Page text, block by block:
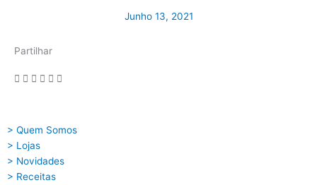
Junho 13, 2021
Partilhar
> Quem Somos
> Lojas
> Novidades
> Receitas